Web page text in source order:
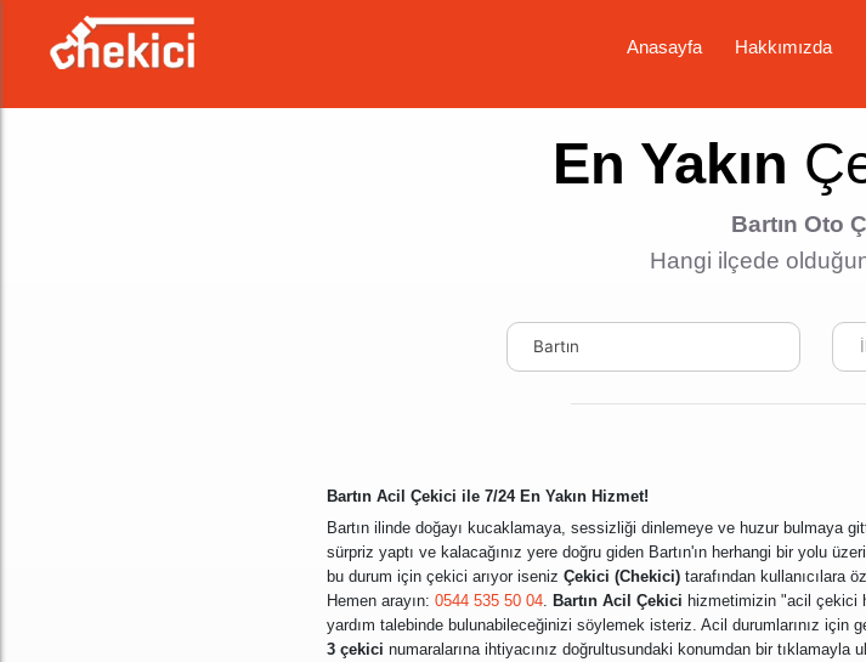
Anasayfa Hakkımızda
En Yakın
Bartın Oto
Hangi ilçede
Bartın
Bartın Acil Çekici ile 7/24 En Yakın Hizmet!
Bartın ilinde doğayı kucaklamaya, sessizliği dinlemeye ve huzur bulmaya
sürpriz yaptı ve kalacağınız yere doğru giden Bartın'ın herhangi bir yolu
bu durum için çekici arıyor iseniz Çekici (Chekici)tarafından kullanıcılara
Hemen arayın: 0544 535 50 04. Bartın Acil Çekici hizmetimizin "acil çekici
yardım talebinde bulunabileceğinizi söylemek isteriz. Acil durumlarınız için
3 çekici numaralarına ihtiyacınız doğrultusundaki konumdan bir